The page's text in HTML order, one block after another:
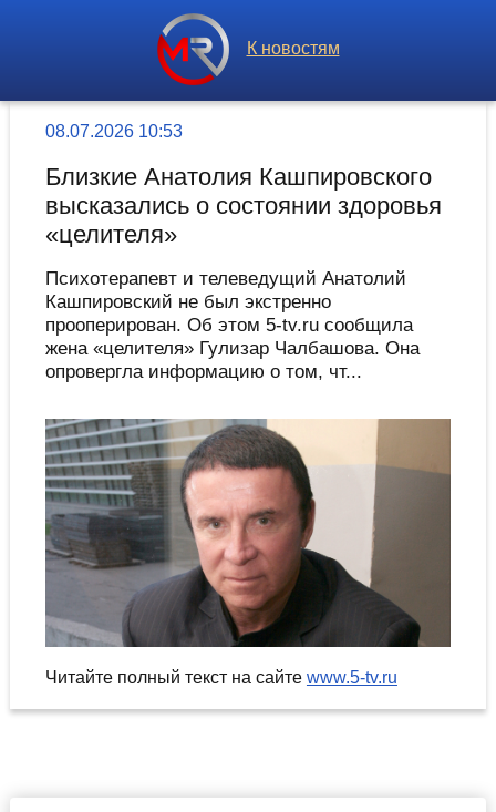
К новостям
08.07.2026 10:53
Близкие Анатолия Кашпировского
высказались о состоянии здоровья
«целителя»
Психотерапевт и телеведущий Анатолий
Кашпировский не был экстренно
прооперирован. Об этом 5-tv.ru сообщила
жена «целителя» Гулизар Чалбашова. Она
опровергла информацию о том, чт...
Читайте полный текст на сайте www.5-tv.ru